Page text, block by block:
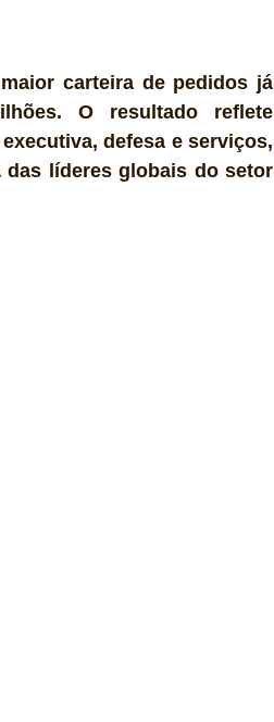
carteira de pedidos já
O resultado reflete
defesa e serviços,
líderes globais do setor